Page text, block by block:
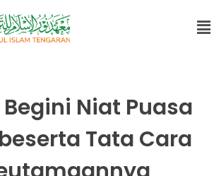
Niat Puasa
Tata Cara